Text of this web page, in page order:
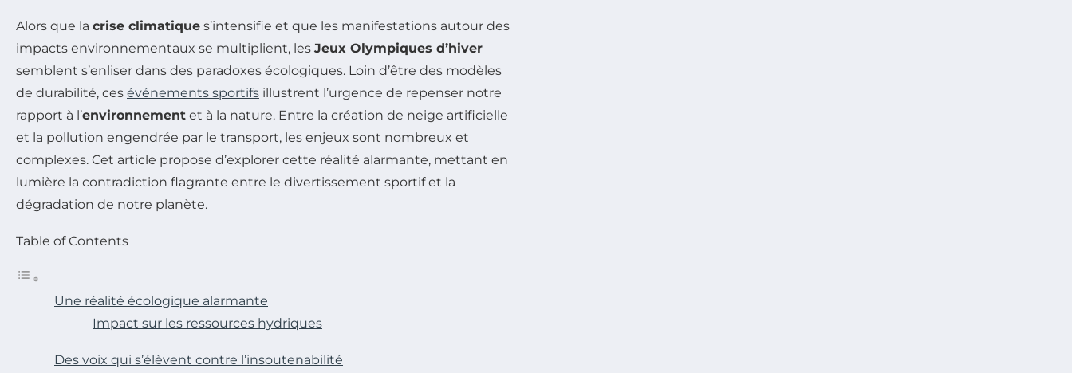
Alors que la crise climatique s’intensifie et que les manifestations autour des
impacts environnementaux se multiplient, les Jeux Olympiques d’hiver
semblent s’enliser dans des paradoxes écologiques. Loin d’être des modèles
de durabilité, ces événements sportifs illustrent l’urgence de repenser notre
rapport à l’environnement et à la nature. Entre la création de neige artificielle
et la pollution engendrée par le transport, les enjeux sont nombreux et
complexes. Cet article propose d’explorer cette réalité alarmante, mettant en
lumière la contradiction flagrante entre le divertissement sportif et la
dégradation de notre planète.
Table of Contents
Une réalité écologique alarmante
Impact sur les ressources hydriques
Des voix qui s’élèvent contre l’insoutenabilité